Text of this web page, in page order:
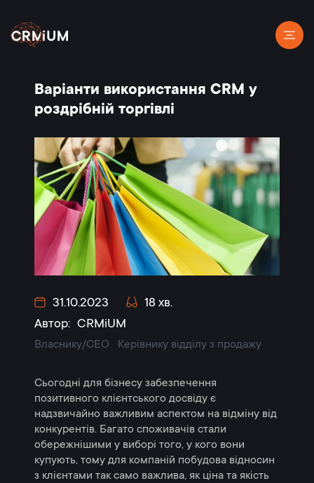
Варіанти використання CRM у
роздрібній торгівлі
31.10.2023
18 хв.
Автор: CRMiUM
Власнику/CEO Керівнику відділу з продажу
Сьогодні для бізнесу забезпечення
позитивного клієнтського досвіду є
надзвичайно важливим аспектом на відміну від
конкурентів. Багато споживачів стали
обережнішими у виборі того, у кого вони
купують, тому для компаній побудова відносин
з клієнтами так само важлива, як ціна та якість